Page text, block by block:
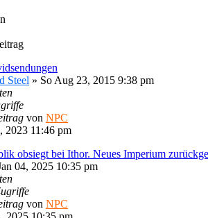
Steel » So Aug 23, 2015 9:38 pm
von NPC
2023 11:46 pm
obsiegt bei Ithor. Neues Imperium
04, 2025 10:35 pm
von NPC